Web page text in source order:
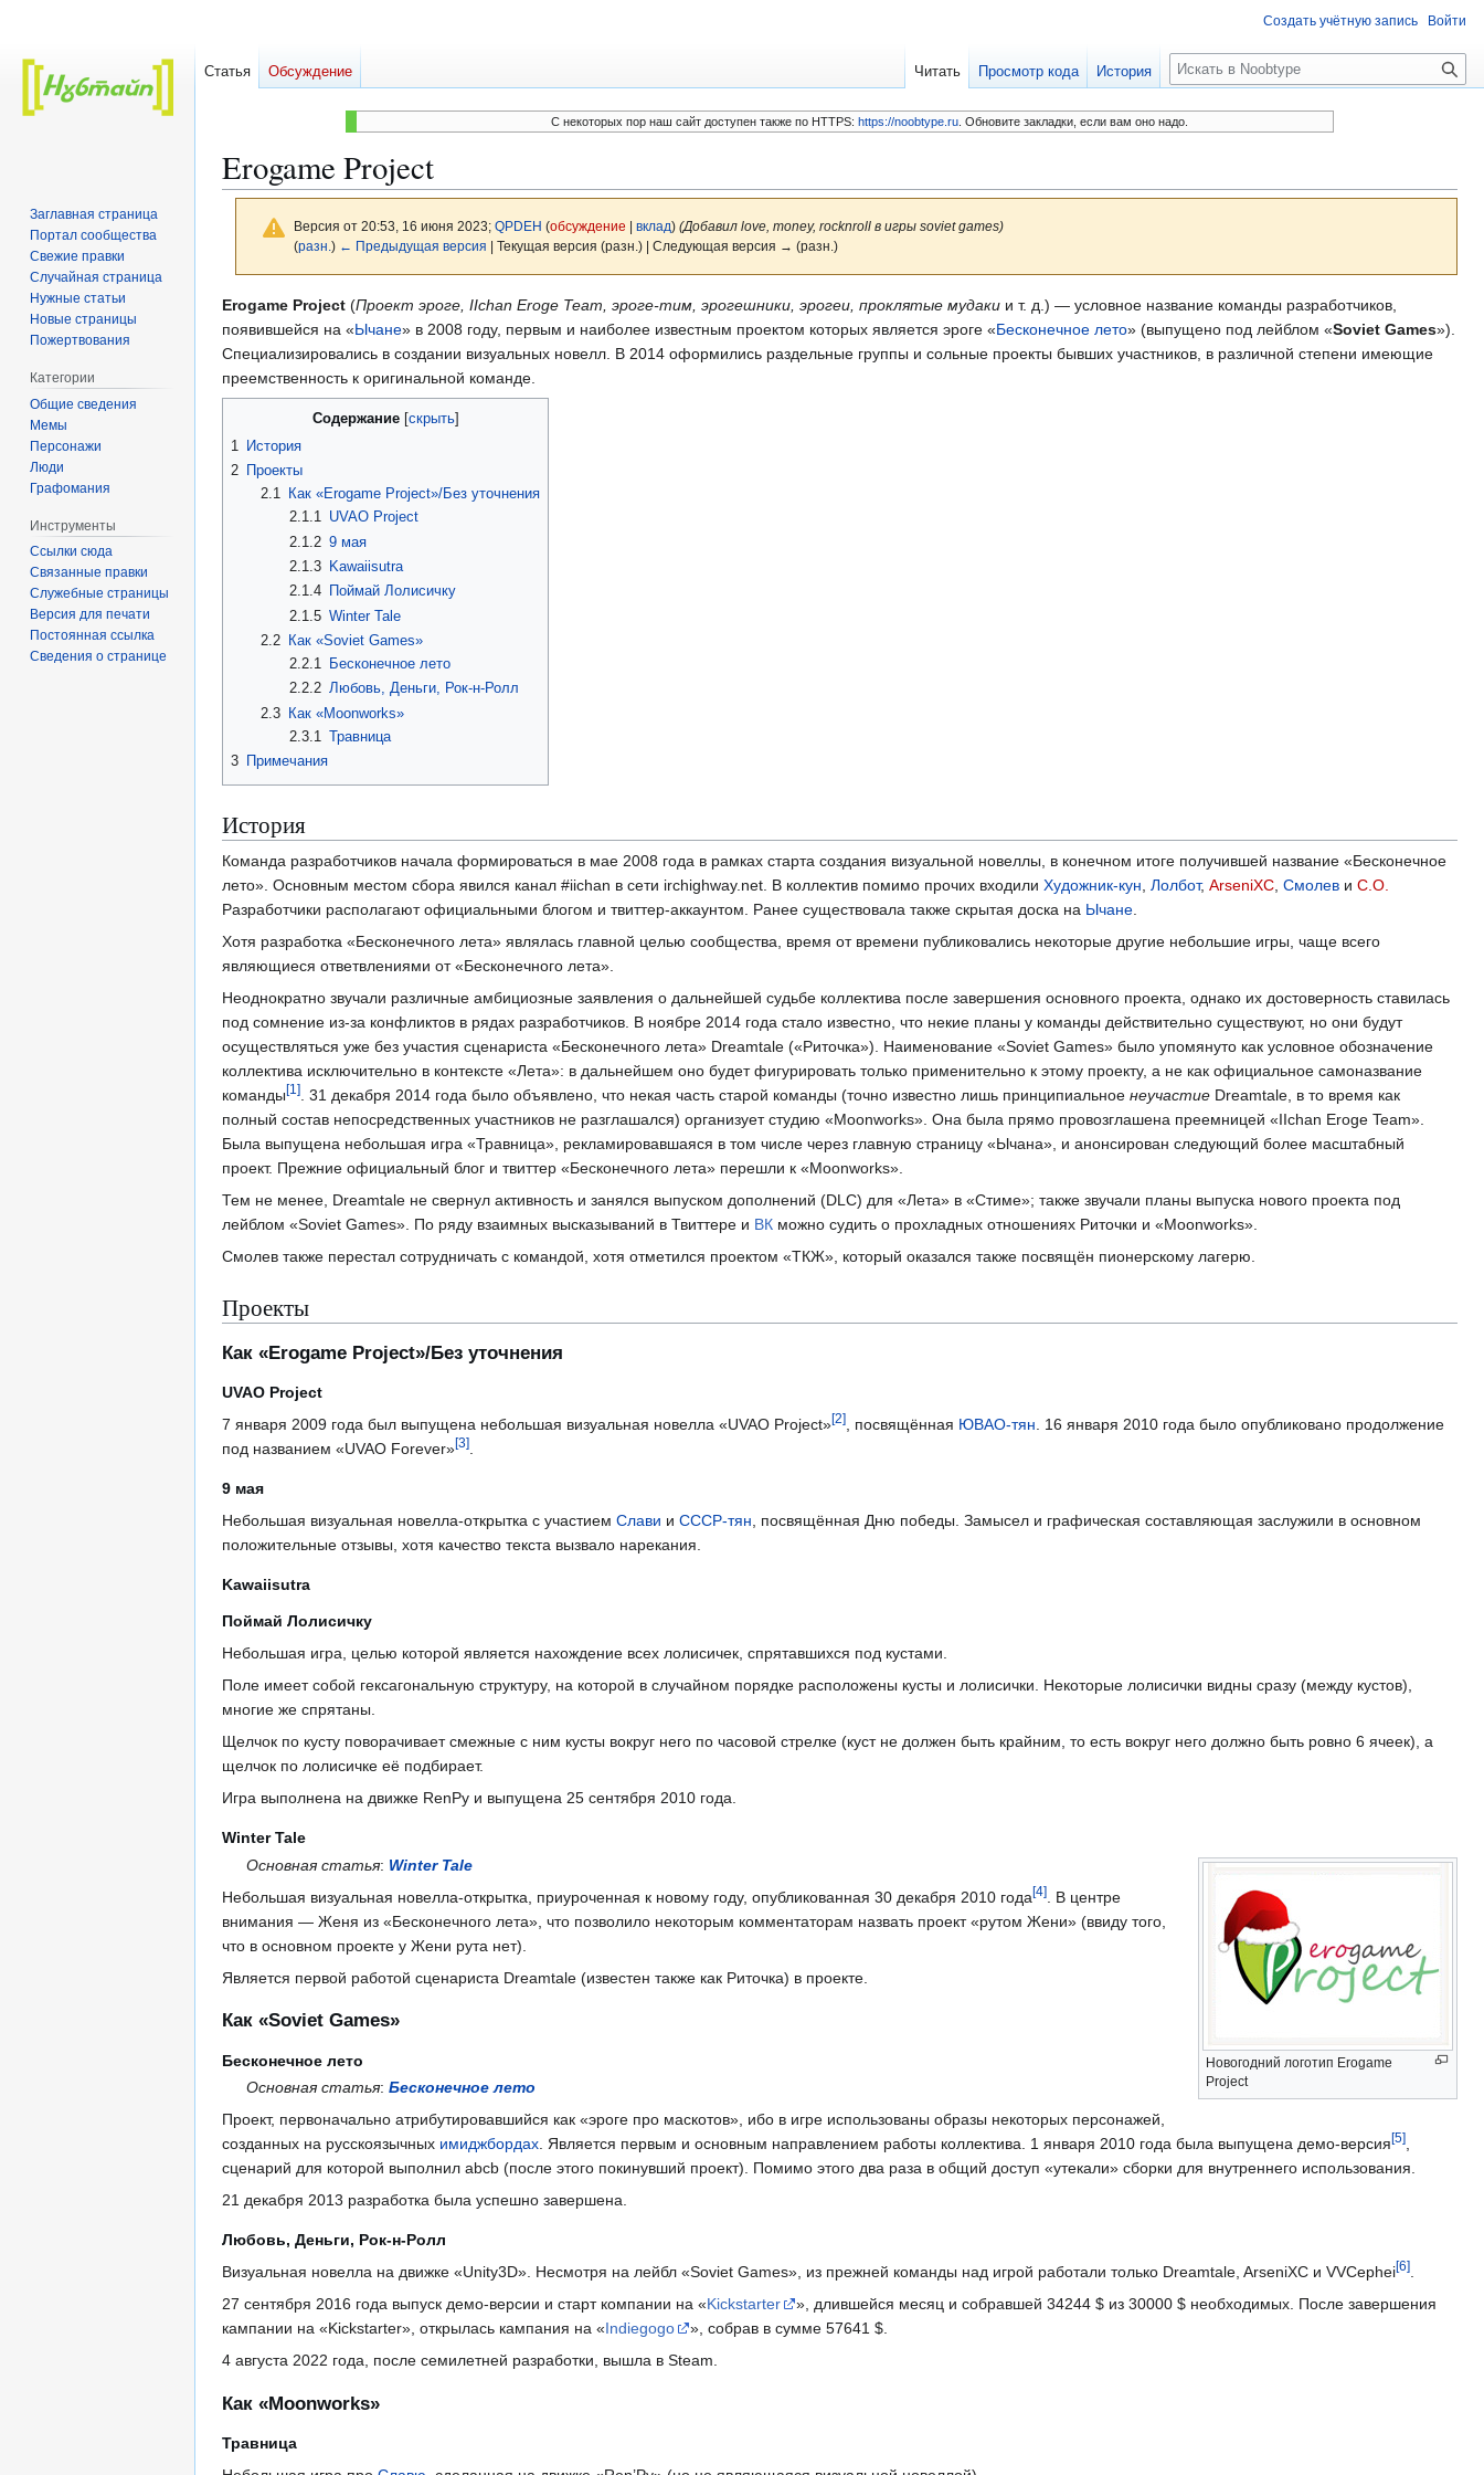
C некоторых пор наш сайт доступен также по HTTPS:https://noobtype.ru . Обновите закладки, если вам оно надо.
Erogame Project
Версия от 20:53, 16 июня 2023; QPDEH (обсуждение | вклад) (Добавил love, money, rocknroll в игры soviet games)
(разн. ) ← Предыдущая версия | Текущая версия (разн.) | Следующая версия → (разн.)
Перейти
к
навигации
Перейти
к
поиску
Erogame Project (Проект эроге, IIchan Eroge Team, эроге-тим, эрогешники, эрогеи, проклятые мудаки и т. д.) — условное название команды разработчиков,
появившейся на «Ычане» в 2008 году, первым и наиболее известным проектом которых является эроге «Бесконечное лето» (выпущено под лейблом «Soviet Games»).
Специализировались в создании визуальных новелл. В 2014 оформились раздельные группы и сольные проекты бывших участников, в различной степени имеющие
преемственность к оригинальной команде.
Содержание
1 История
2 Проекты
2.1
Как «Erogame Project»/Без уточнения
2.1.1 UVAO Project
2.1.2 9 мая
2.1.3 Kawaiisutra
2.1.4 Поймай Лолисичку
2.1.5 Winter Tale
2.2
Как «Soviet Games»
2.2.1 Бесконечное лето
2.2.2 Любовь, Деньги, Рок-н-Ролл
2.3
Как «Moonworks»
2.3.1
Травница
3 Примечания
История
Команда разработчиков начала формироваться в мае 2008 года в рамках старта создания визуальной новеллы, в конечном итоге получившей название «Бесконечное
лето». Основным местом сбора явился канал #iichan в сети irchighway.net. В коллектив помимо прочих входили Художник-кун Лолбот, ArseniXC Смолев и С.О.
Разработчики располагают официальными блогом и твиттер-аккаунтом. Ранее существовала также скрытая доска на Ычане
Хотя разработка «Бесконечного лета» являлась главной целью сообщества, время от времени публиковались некоторые другие небольшие игры, чаще всего
являющиеся ответвлениями от «Бесконечного лета».
Неоднократно звучали различные амбициозные заявления о дальнейшей судьбе коллектива после завершения основного проекта, однако их достоверность ставилась
под сомнение из-за конфликтов в рядах разработчиков. В ноябре 2014 года стало известно, что некие планы у команды действительно существуют, но они будут
осуществляться уже без участия сценариста «Бесконечного лета» Dreamtale («Риточка»). Наименование «Soviet Games» было упомянуто как условное обозначение
коллектива исключительно в контексте «Лета»: в дальнейшем оно будет фигурировать только применительно к этому проекту, а не как официальное самоназвание
команды[1 ] . 31 декабря 2014 года было объявлено, что некая часть старой команды (точно известно лишь принципиальное неучастие Dreamtale, в то время как
полный состав непосредственных участников не разглашался) организует студию «Moonworks». Она была прямо провозглашена преемницей «IIchan Eroge Team».
Была выпущена небольшая игра «Травница», рекламировавшаяся в том числе через главную страницу «Ычана», и анонсирован следующий более масштабный
проект. Прежние официальный блог и твиттер «Бесконечного лета» перешли к «Moonworks».
Тем не менее, Dreamtale не свернул активность и занялся выпуском дополнений (DLC) для «Лета» в «Стиме»; также звучали планы выпуска нового проекта под
лейблом «Soviet Games». По ряду взаимных высказываний в Твиттере и ВК можно судить о прохладных отношениях Риточки и «Moonworks».
Смолев также перестал сотрудничать с командой, хотя отметился проектом «ТКЖ», который оказался также посвящён пионерскому лагерю.
Проекты
Как «Erogame Project»/Без уточнения
UVAO Project
7 января 2009 года был выпущена небольшая визуальная новелла «UVAO Project»[2] , посвящённая ЮВАО-тян . 16 января 2010 года было опубликовано продолжение
под названием «UVAO Forever»[3]
9 мая
Небольшая визуальная новелла-открытка с участием Слави и СССР-тян , посвящённая Дню победы. Замысел и графическая составляющая заслужили в основном
положительные отзывы, хотя качество текста вызвало нарекания.
Kawaiisutra
Поймай Лолисичку
Небольшая игра, целью которой является нахождение всех лолисичек, спрятавшихся под кустами.
Поле имеет собой гексагональную структуру, на которой в случайном порядке расположены кусты и лолисички. Некоторые лолисички видны сразу (между кустов),
многие же спрятаны.
Щелчок по кусту поворачивает смежные с ним кусты вокруг него по часовой стрелке (куст не должен быть крайним, то есть вокруг него должно быть ровно 6 ячеек), а
щелчок по лолисичке её подбирает.
Игра выполнена на движке RenPy и выпущена 25 сентября 2010 года.
Winter Tale
Новогодний логотип Erogame
Project
Основная статья: Winter Tale
Небольшая визуальная новелла-открытка, приуроченная к новому году, опубликованная 30 декабря 2010 года[4]
. В центре
внимания — Женя из «Бесконечного лета», что позволило некоторым комментаторам назвать проект «рутом Жени» (ввиду того,
что в основном проекте у Жени рута нет).
Является первой работой сценариста Dreamtale (известен также как Риточка) в проекте.
Как «Soviet Games»
Бесконечное лето
Основная статья:Бесконечное лето
Проект, первоначально атрибутировавшийся как «эроге про маскотов», ибо в игре использованы образы некоторых персонажей,
созданных на русскоязычных имиджбордах. Является первым и основным направлением работы коллектива. 1 января 2010 года была выпущена демо-версия[5],
сценарий для которой выполнил abcb (после этого покинувший проект). Помимо этого два раза в общий доступ «утекали» сборки для внутреннего использования.
21 декабря 2013 разработка была успешно завершена.
Любовь, Деньги, Рок-н-Ролл
Визуальная новелла на движке «Unity3D». Несмотря на лейбл «Soviet Games», из прежней команды над игрой работали только Dreamtale, ArseniXC и VVCephei[6].
27 сентября 2016 года выпуск демо-версии и старт компании на «Kickstarter
», длившейся месяц и собравшей 34244 $ из 30000 $ необходимых. После завершения
кампании на «Kickstarter», открылась кампания на «Indiegogo
», собрав в сумме 57641 $.
4 августа 2022 года, после семилетней разработки, вышла в Steam.
Как «Moonworks»
Травница
Создать учётную запись Войти
Статья Обсуждение Читать Просмотр кода История
П
о
и
с
Заглавная страница
Портал сообщества
Свежие правки
Случайная страница
Нужные статьи
Новые страницы
Пожертвования
Категории
Общие сведения
Мемы
Персонажи
Люди
Графомания
Инструменты
Ссылки сюда
Связанные правки
Служебные страницы
Версия для печати
Постоянная ссылка
Сведения о странице